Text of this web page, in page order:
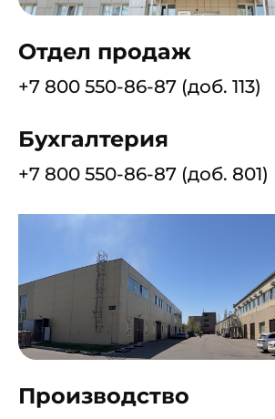
Отдел продаж
+7 800 550-86-87 (доб. 113)
Бухгалтерия
+7 800 550-86-87 (доб. 801)
Производство